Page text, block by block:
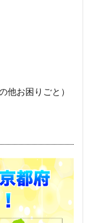
他お困りごと）